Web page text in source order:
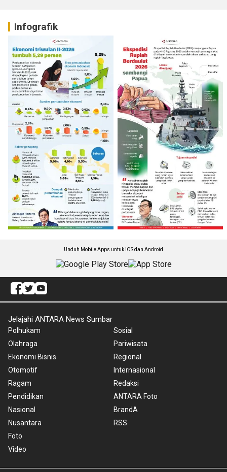
Infografik
Unduh Mobile Apps untuk iOS dan Android
Jelajahi ANTARA News Sumbar
Polhukam
Olahraga
Ekonomi Bisnis
Otomotif
Ragam
Pendidikan
Nasional
Nusantara
Foto
Video
Sosial
Pariwisata
Regional
Internasional
Redaksi
ANTARA Foto
BrandA
RSS